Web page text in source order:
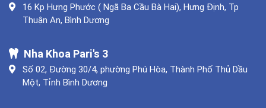
16 Kp Hưng Phước ( Ngã Ba Cầu Bà Hai), Hưng Định, Tp
Thuận An, Bình Dương
Nha Khoa Pari's 3
Số 02, Đường 30/4, phường Phú Hòa, Thành Phố Thủ Dầu
Một, Tỉnh Bình Dương